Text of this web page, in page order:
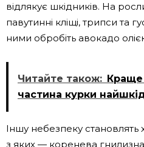
відлякує шкідників. На
павутинні кліщі, трипси та
ними обробіть авокадо
Читайте також: Краще
частина курки
Іншу небезпеку
з яких — коренева гнилизна